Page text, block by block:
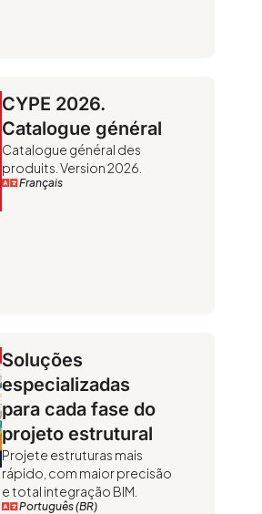
CYPE 2026.
Catalogue général
Catalogue général des
produits. Version 2026.
Français
Soluções
especializadas
para cada fase do
projeto estrutural
Projete estruturas mais
rápido, com maior precisão
e total integração BIM.
Português (BR)